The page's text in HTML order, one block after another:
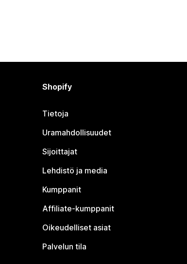
Shopify
Tietoja
Uramahdollisuudet
Sijoittajat
Lehdistö ja media
Kumppanit
Affiliate-kumppanit
Oikeudelliset asiat
Palvelun tila